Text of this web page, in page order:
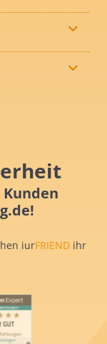
Kunden
iurFRIEND ihr